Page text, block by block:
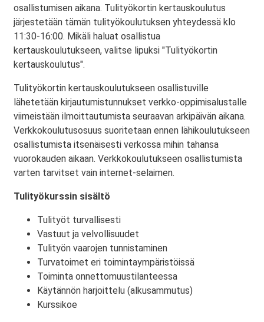
osallistumisen aikana. Tulityökortin kertauskoulutus
järjestetään tämän tulityökoulutuksen yhteydessä klo
11:30-16:00. Mikäli haluat osallistua
kertauskoulutukseen, valitse lipuksi "Tulityökortin
kertauskoulutus".
Tulityökortin kertauskoulutukseen osallistuville
lähetetään kirjautumistunnukset verkko-oppimisalustalle
viimeistään ilmoittautumista seuraavan arkipäivän aikana.
Verkkokoulutusosuus suoritetaan ennen lähikoulutukseen
osallistumista itsenäisesti verkossa mihin tahansa
vuorokauden aikaan. Verkkokoulutukseen osallistumista
varten tarvitset vain internet-selaimen.
Tulityökurssin sisältö
Tulityöt turvallisesti
Vastuut ja velvollisuudet
Tulityön vaarojen tunnistaminen
Turvatoimet eri toimintaympäristöissä
Toiminta onnettomuustilanteessa
Käytännön harjoittelu (alkusammutus)
Kurssikoe